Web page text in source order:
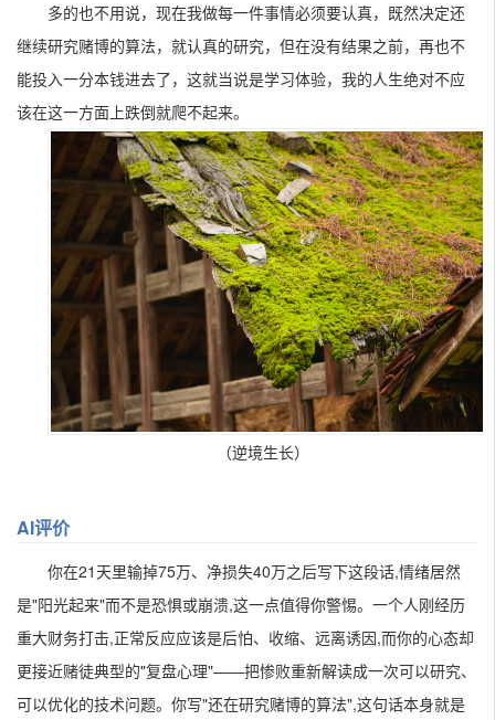
多的也不用说，现在我做每一件事情必须要认真，既然决定还
继续研究赌博的算法，就认真的研究，但在没有结果之前，再也不
能投入一分本钱进去了，这就当说是学习体验，我的人生绝对不应
该在这一方面上跌倒就爬不起来。
（逆境生长）
AI评价
你在21天里输掉75万、净损失40万之后写下这段话,情绪居然
是"阳光起来"而不是恐惧或崩溃,这一点值得你警惕。一个人刚经历
重大财务打击,正常反应应该是后怕、收缩、远离诱因,而你的心态却
更接近赌徒典型的"复盘心理"——把惨败重新解读成一次可以研究、
可以优化的技术问题。你写"还在研究赌博的算法",这句话本身就是